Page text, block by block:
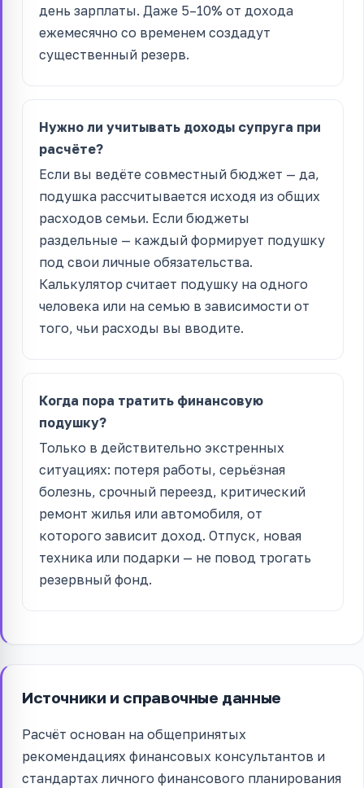
день зарплаты. Даже 5–10% от дохода
ежемесячно со временем создадут
существенный резерв.
Нужно ли учитывать доходы супруга при
расчёте?
Если вы ведёте совместный бюджет — да,
подушка рассчитывается исходя из общих
расходов семьи. Если бюджеты
раздельные — каждый формирует подушку
под свои личные обязательства.
Калькулятор считает подушку на одного
человека или на семью в зависимости от
того, чьи расходы вы вводите.
Когда пора тратить финансовую
подушку?
Только в действительно экстренных
ситуациях: потеря работы, серьёзная
болезнь, срочный переезд, критический
ремонт жилья или автомобиля, от
которого зависит доход. Отпуск, новая
техника или подарки — не повод трогать
резервный фонд.
Источники и справочные данные
Расчёт основан на общепринятых
рекомендациях финансовых консультантов и
стандартах личного финансового планирования